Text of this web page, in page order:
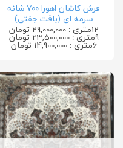
فرش کاشان اهورا ۷۰۰ شانه
سرمه ای (بافت جفتی)
12متری : 29,000,000 تومان
9متری : 23,500,000 تومان
6متری : 14,900,000 تومان